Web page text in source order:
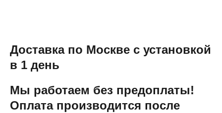
Доставка по Москве с установкой
в 1 день
Мы работаем без предоплаты!
Оплата производится после